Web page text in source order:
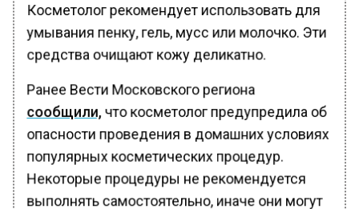
Косметолог рекомендует использовать для
умывания пенку, гель, мусс или молочко. Эти
средства очищают кожу деликатно.
Ранее Вести Московского региона
сообщили, что косметолог предупредила об
опасности проведения в домашних условиях
популярных косметических процедур.
Некоторые процедуры не рекомендуется
выполнять самостоятельно, иначе они могут